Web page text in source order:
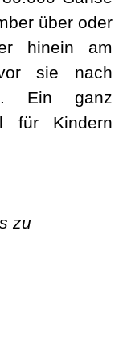
über oder
hinein am
sie nach
Ein ganz
für Kindern
zu